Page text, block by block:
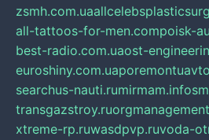
zsmh.com.ua
all-tattoos-for-men.compoisk-
best-radio.com.uaost-
euroshiny.com.ua
searchus-nauti.rumirmam.info
transgazstroy.ru
xtreme-rp.ruwasdpvp.ruvoda-